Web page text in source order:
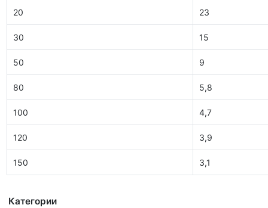
20 23
30 15
50 9
80 5,8
100 4,7
120 3,9
150 3,1
Категории